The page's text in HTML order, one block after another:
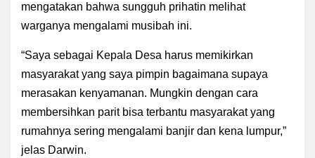
mengatakan bahwa sungguh prihatin melihat
warganya mengalami musibah ini.
“Saya sebagai Kepala Desa harus memikirkan
masyarakat yang saya pimpin bagaimana supaya
merasakan kenyamanan. Mungkin dengan cara
membersihkan parit bisa terbantu masyarakat yang
rumahnya sering mengalami banjir dan kena lumpur,”
jelas Darwin.